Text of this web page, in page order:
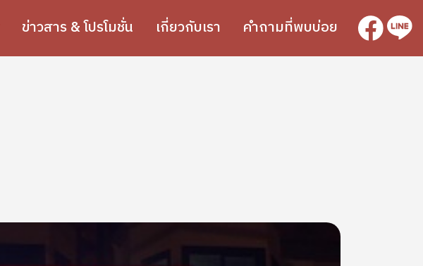
ข่าวสาร & โปรโมชั่น เกี่ยวกับเรา คำถามที่พบบ่อย SVG SVG